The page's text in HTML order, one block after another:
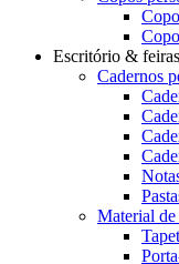
Escritório & feiras
Cadernos
Material